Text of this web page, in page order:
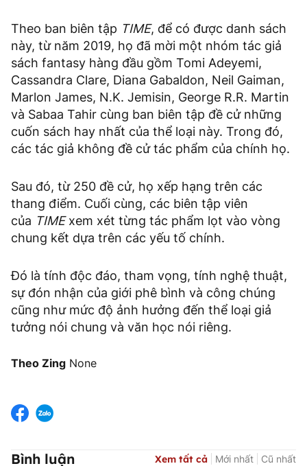
Theo ban biên tập TIME, để có được danh sách
này, từ năm 2019, họ đã mời một nhóm tác giả
sách fantasy hàng đầu gồm Tomi Adeyemi,
Cassandra Clare, Diana Gabaldon, Neil Gaiman,
Marlon James, N.K. Jemisin, George R.R. Martin
và Sabaa Tahir cùng ban biên tập đề cử những
cuốn sách hay nhất của thể loại này. Trong đó,
các tác giả không đề cử tác phẩm của chính họ.
Sau đó, từ 250 đề cử, họ xếp hạng trên các
thang điểm. Cuối cùng, các biên tập viên
của TIMExem xét từng tác phẩm lọt vào vòng
chung kết dựa trên các yếu tố chính.
Đó là tính độc đáo, tham vọng, tính nghệ thuật,
sự đón nhận của giới phê bình và công chúng
cũng như mức độ ảnh hưởng đến thể loại giả
tưởng nói chung và văn học nói riêng.
Theo Zing None
Bình luận Xem tất cả Mới nhất Cũ nhất